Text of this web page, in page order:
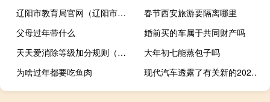
辽阳市教育局官网（辽阳市教育局）
春节西安旅游要隔离哪里
父母过年带什么
婚前买的车属于共同财产吗
天天爱消除等级加分规则（天天爱消除刷分）
大年初七能蒸包子吗
为啥过年都要吃鱼肉
现代汽车透露了有关新的2022Tucson阵容的更多信息